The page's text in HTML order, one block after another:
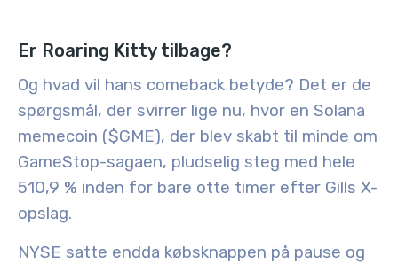
Er Roaring Kitty tilbage?
Og hvad vil hans comeback betyde? Det er de
spørgsmål, der svirrer lige nu, hvor en Solana
memecoin ($GME), der blev skabt til minde om
GameStop-sagaen, pludselig steg med hele
510,9 % inden for bare otte timer efter Gills X-
opslag.
NYSE satte endda købsknappen på pause og